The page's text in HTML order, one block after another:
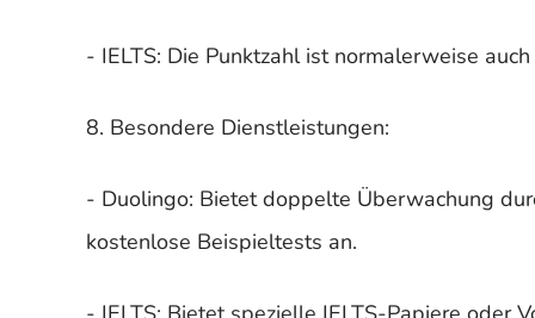
- IELTS: Die Punktzahl ist normalerweise
8. Besondere Dienstleistungen:
- Duolingo: Bietet doppelte Überwachung
kostenlose Beispieltests an.